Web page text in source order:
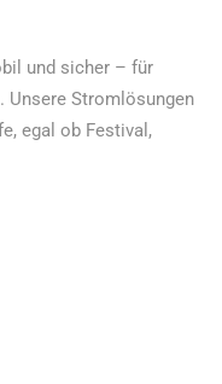
und sicher – für
Unsere Stromlösungen
egal ob Festival,